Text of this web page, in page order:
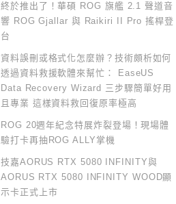
終於推出了！華碩 ROG 旗艦 2.1 聲道音
響 ROG Gjallar 與 Raikiri II Pro 搖桿登
台
資料誤刪或格式化怎麼辦？技術頗析如何
透過資料救援軟體來幫忙： EaseUS
Data Recovery Wizard 三步驟簡單好用
且專業 這樣資料救回復原率極高
ROG 20週年紀念特展炸裂登場！現場體
驗打卡再抽ROG ALLY掌機
技嘉AORUS RTX 5080 INFINITY與
AORUS RTX 5080 INFINITY WOOD顯
示卡正式上市